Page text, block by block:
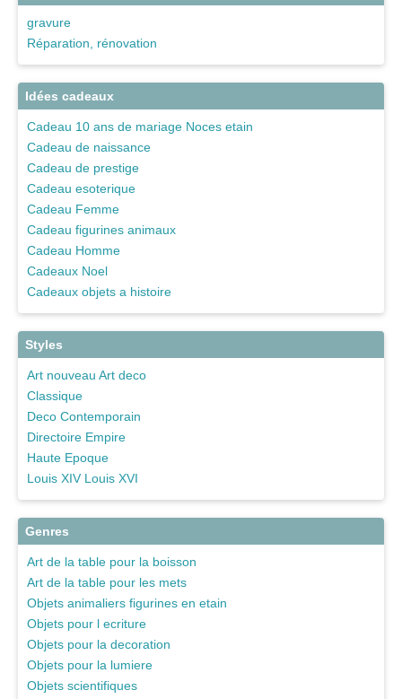
gravure
Réparation, rénovation
Idées cadeaux
Cadeau 10 ans de mariage Noces etain
Cadeau de naissance
Cadeau de prestige
Cadeau esoterique
Cadeau Femme
Cadeau figurines animaux
Cadeau Homme
Cadeaux Noel
Cadeaux objets a histoire
Styles
Art nouveau Art deco
Classique
Deco Contemporain
Directoire Empire
Haute Epoque
Louis XIV Louis XVI
Genres
Art de la table pour la boisson
Art de la table pour les mets
Objets animaliers figurines en etain
Objets pour l ecriture
Objets pour la decoration
Objets pour la lumiere
Objets scientifiques